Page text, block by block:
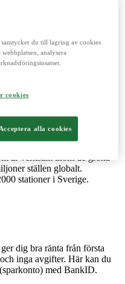
till dig som lantbrukare. Här
beställer foder och
är verksam inom de gröna
ställen globalt.
stationer i Sverige.
dig bra ränta från första
inga avgifter. Här kan du
med BankID.
du till lagring av cookies
analysera
cookies
alla cookies